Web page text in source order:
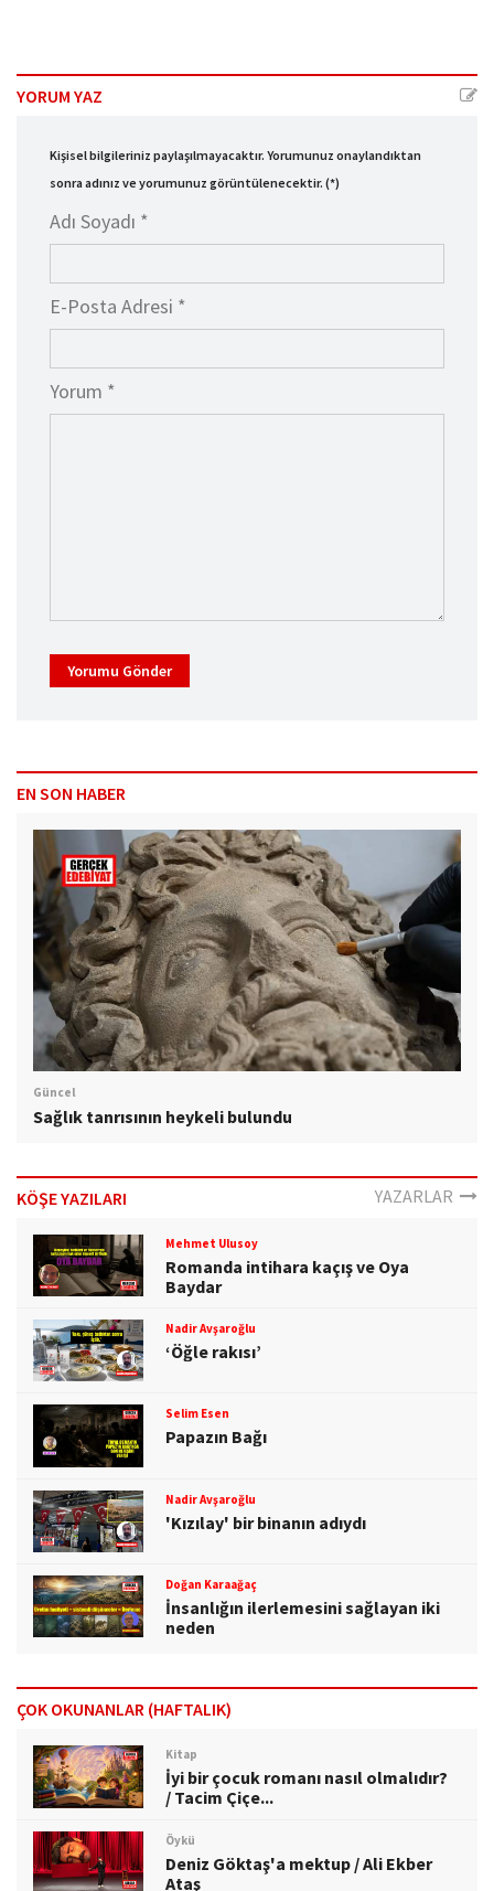
YORUM YAZ
Kişisel bilgileriniz paylaşılmayacaktır. Yorumunuz onaylandıktan
sonra adınız ve yorumunuz görüntülenecektir. (*)
Adı Soyadı *
E-Posta Adresi *
Yorum *
Yorumu Gönder
EN SON HABER
Güncel
Sağlık tanrısının heykeli bulundu
KÖŞE YAZILARI YAZARLAR
Mehmet Ulusoy
Romanda intihara kaçış ve Oya
Baydar
Nadir Avşaroğlu
‘Öğle rakısı’
Selim Esen
Papazın Bağı
Nadir Avşaroğlu
'Kızılay' bir binanın adıydı
Doğan Karaağaç
İnsanlığın ilerlemesini sağlayan iki
neden
ÇOK OKUNANLAR (HAFTALIK)
Kitap
İyi bir çocuk romanı nasıl olmalıdır?
/ Tacim Çiçe...
Öykü
Deniz Göktaş'a mektup / Ali Ekber
Ataş